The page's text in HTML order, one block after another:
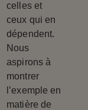
celles et
ceux qui en
dépendent.
Nous
aspirons à
montrer
l’exemple en
matière de